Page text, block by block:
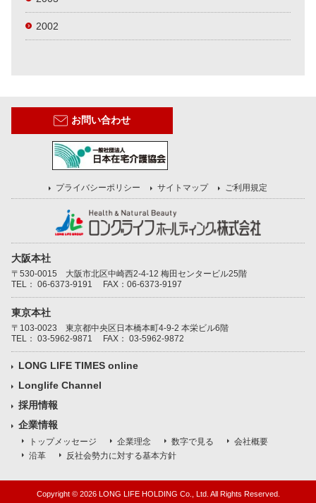
2002
お問い合わせ
プライバシーポリシー サイトマップ ご利用規定
大阪本社
〒530-0015 大阪市北区中崎西2-4-12 梅田センタービル25階
TEL： 06-6373-9191 FAX：06-6373-9197
東京本社
〒103-0023 東京都中央区日本橋本町4-9-2 本栄ビル6階
TEL： 03-5962-9871 FAX： 03-5962-9872
LONG LIFE TIMES online
Longlife Channel
採用情報
企業情報
トップメッセージ 企業理念 数字で見る
会社概要
沿革
反社会勢力に対する基本方針
Copyright © 2026 LONG LIFE HOLDING Co., Ltd. All Rights Reserved.